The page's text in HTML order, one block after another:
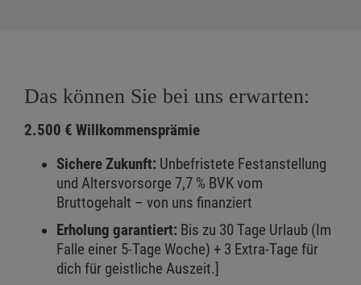
Das können Sie bei uns erwarten:
2.500 € Willkommensprämie
Sichere Zukunft: Unbefristete Festanstellung
und Altersvorsorge 7,7 % BVK vom
Bruttogehalt – von uns finanziert
Erholung garantiert: Bis zu 30 Tage Urlaub (Im
Falle einer 5-Tage Woche) + 3 Extra-Tage für
dich für geistliche Auszeit.]